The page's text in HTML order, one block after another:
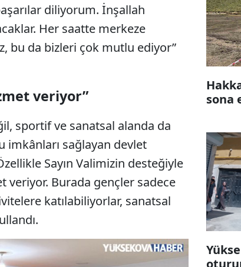
diliyorum. İnşallah
Her saatte merkeze
bu da bizleri çok mutlu ediyor”
veriyor”
sportif ve sanatsal alanda da
imkânları sağlayan devlet
Sayın Valimizin desteğiyle
veriyor. Burada gençler sadece
katılabiliyorlar, sanatsal
sona